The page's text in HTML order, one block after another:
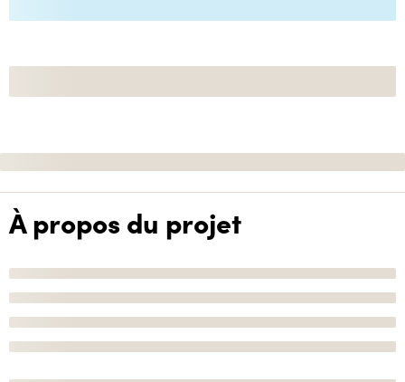
À propos du projet